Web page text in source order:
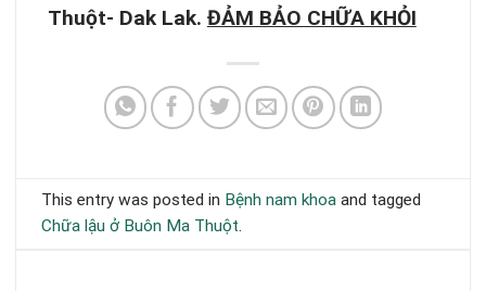
Thuột- Dak Lak. ĐẢM BẢO CHỮA KHỎI
This entry was posted in Bệnh nam khoa and tagged
Chữa lậu ở Buôn Ma Thuột.